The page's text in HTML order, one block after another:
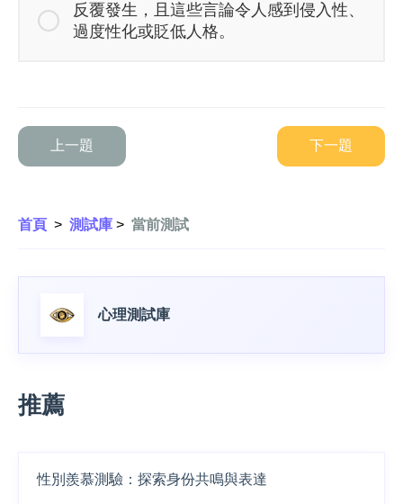
反覆發生，且這些言論令人感到侵入性、
過度性化或貶低人格。
上一題 下一題
首頁 > 測試庫 > 當前測試
心理測試庫
推薦
性別羨慕測驗：探索身份共鳴與表達